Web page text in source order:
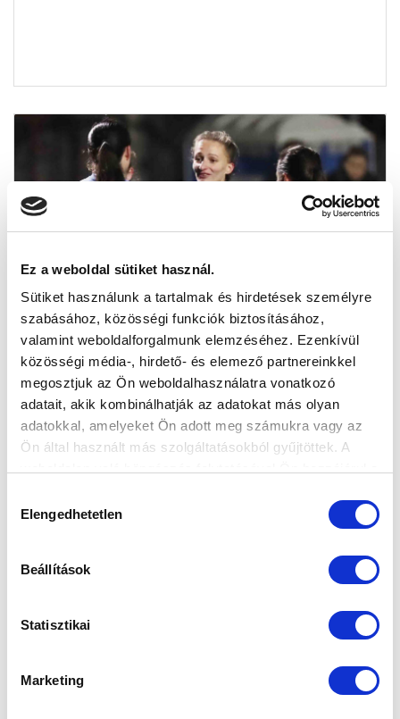
Ez a weboldal sütiket használ.
Sütiket használunk a tartalmak és hirdetések személyre
szabásához, közösségi funkciók biztosításához,
valamint weboldalforgalmunk elemzéséhez. Ezenkívül
közösségi média-, hirdető- és elemező partnereinkkel
megosztjuk az Ön weboldalhasználatra vonatkozó
adatait, akik kombinálhatják az adatokat más olyan
adatokkal, amelyeket Ön adott meg számukra vagy az
Ön által használt más szolgáltatásokból gyűjtöttek. A
kiválasztása
Elengedhetetlen
Beállítások
Statisztikai
Marketing
HÚSVÉTKOR SEM PIHENNEK CSAPATAINK
2021-04-02 12:03:13
Hazai pályán játszik felnőtt, U19-es és U14-es
együttesünk, a fővárosban vendégszerepel az U16.